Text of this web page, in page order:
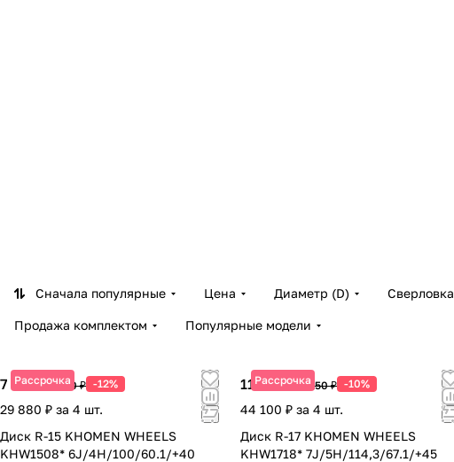
Сначала популярные Цена Диаметр (D) Сверловка
Продажа комплектом Популярные модели
Рассрочка
7 470 ₽8 490 ₽ -12%
29 880 ₽ за 4 шт.
Диск R-15 KHOMEN WHEELS
KHW1508* 6J/4H/100/60.1/+40
Рассрочка
11 025 ₽12 250 ₽ -10%
44 100 ₽ за 4 шт.
Диск R-17 KHOMEN WHEELS
KHW1718* 7J/5H/114,3/67.1/+45